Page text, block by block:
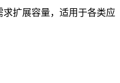
扩展容量，适用于各类应